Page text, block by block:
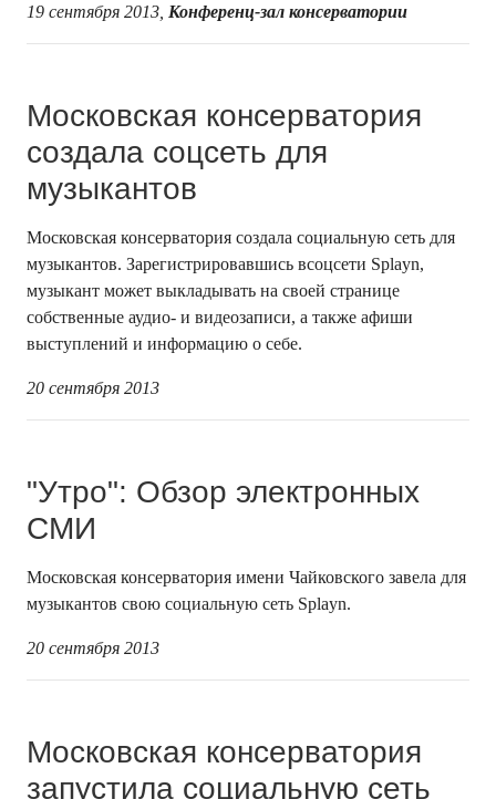
19 сентября 2013, Конференц-зал консерватории
Московская консерватория
создала соцсеть для
музыкантов
Московская консерватория создала социальную сеть для
музыкантов. Зарегистрировавшись всоцсети Splayn,
музыкант может выкладывать на своей странице
собственные аудио- и видеозаписи, а также афиши
выступлений и информацию о себе.
20 сентября 2013
"Утро": Обзор электронных
СМИ
Московская консерватория имени Чайковского завела для
музыкантов свою социальную сеть Splayn.
20 сентября 2013
Московская консерватория
запустила социальную сеть